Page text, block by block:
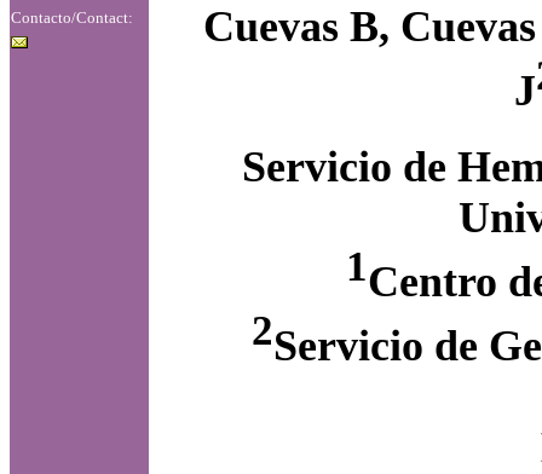
Contacto/Contact:
Cuevas B,
J
Servicio de
1Centro
2Servicio de